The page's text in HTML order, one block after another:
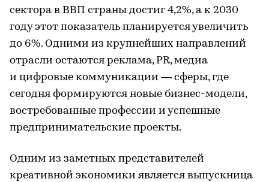
сектора в ВВП страны достиг 4,2%, а к 2030
году этот показатель планируется увеличить
до 6%. Одними из крупнейших направлений
отрасли остаются реклама, PR, медиа
и цифровые коммуникации — сферы, где
сегодня формируются новые бизнес-модели,
востребованные профессии и успешные
предпринимательские проекты.
Одним из заметных представителей
креативной экономики является выпускница